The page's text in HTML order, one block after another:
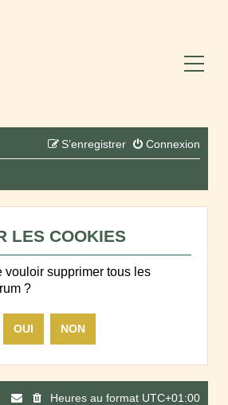
Connexion
S’enregistrer
LES COOKIES
vouloir supprimer tous les
?
Heures au format UTC+01:00